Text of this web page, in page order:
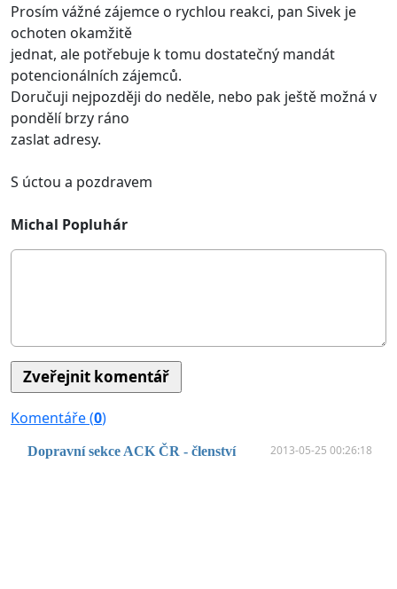
Prosím vážné zájemce o rychlou reakci, pan Sivek je
ochoten okamžitě
jednat, ale potřebuje k tomu dostatečný mandát
potencionálních zájemců.
Doručuji nejpozději do neděle, nebo pak ještě možná v
pondělí brzy ráno
zaslat adresy.
S úctou a pozdravem
Michal Popluhár
Komentáře (0)
Dopravní sekce ACK ČR - členství 2013-05-25 00:26:18